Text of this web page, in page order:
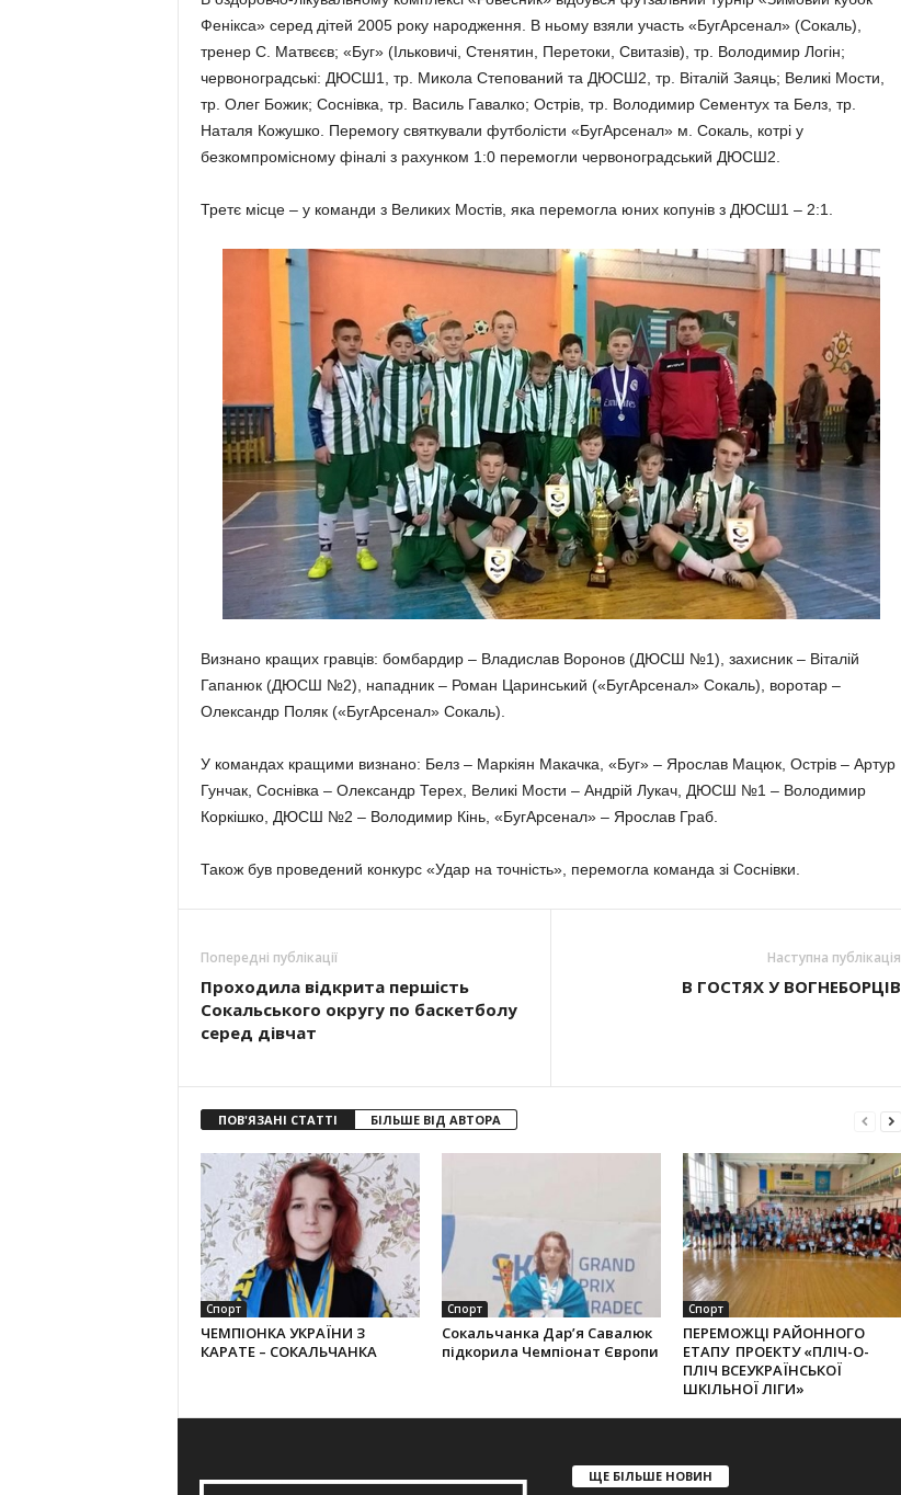
Фенікса» серед дітей 2005 року народження. В ньому взяли участь «БугАрсенал» (Сокаль),
тренер С. Матвєєв; «Буг» (Ільковичі, Стенятин, Перетоки, Свитазів), тр. Володимир Логін;
червоноградські: ДЮСШ1, тр. Микола Степований та ДЮСШ2, тр. Віталій Заяць; Великі Мости,
тр. Олег Божик; Соснівка, тр. Василь Гавалко; Острів, тр. Володимир Сементух та Белз, тр.
Наталя Кожушко. Перемогу святкували футболісти «БугАрсенал» м. Сокаль, котрі у
безкомпромісному фіналі з рахунком 1:0 перемогли червоноградський ДЮСШ2.
Третє місце – у команди з Великих Мостів, яка перемогла юних копунів з ДЮСШ1 – 2:1.
Визнано кращих гравців: бомбардир – Владислав Воронов (ДЮСШ №1), захисник – Віталій
Гапанюк (ДЮСШ №2), нападник – Роман Царинський («БугАрсенал» Сокаль), воротар –
Олександр Поляк («БугАрсенал» Сокаль).
У командах кращими визнано: Белз – Маркіян Макачка, «Буг» – Ярослав Мацюк, Острів – Артур
Гунчак, Соснівка – Олександр Терех, Великі Мости – Андрій Лукач, ДЮСШ №1 – Володимир
Коркішко, ДЮСШ №2 – Володимир Кінь, «БугАрсенал» – Ярослав Граб.
Також був проведений конкурс «Удар на точність», перемогла команда зі Соснівки.
Попередні публікації
Проходила відкрита першість
Сокальського округу по баскетболу
серед дівчат
Наступна публікація
В ГОСТЯХ У ВОГНЕБОРЦІВ
ПОВ'ЯЗАНІ СТАТТІ БІЛЬШЕ ВІД АВТОРА
Спорт
ЧЕМПІОНКА УКРАЇНИ З
КАРАТЕ – СОКАЛЬЧАНКА
Спорт
Сокальчанка Дар’я Савалюк
підкорила Чемпіонат Європи
Спорт
ПЕРЕМОЖЦІ РАЙОННОГО
ЕТАПУ ПРОЕКТУ «ПЛІЧ-О-
ПЛІЧ ВСЕУКРАЇНСЬКОЇ
ШКІЛЬНОЇ ЛІГИ»
ЩЕ БІЛЬШЕ НОВИН